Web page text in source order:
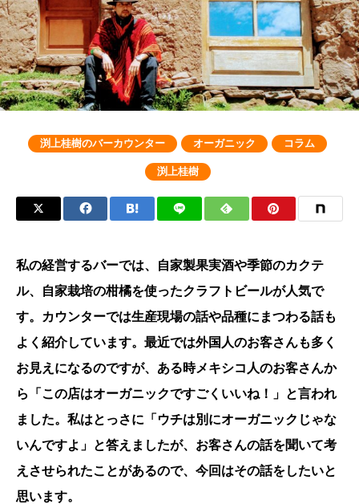
渕上桂樹のバーカウンター オーガニック コラム
渕上桂樹
私の経営するバーでは、自家製果実酒や季節のカクテ
ル、自家栽培の柑橘を使ったクラフトビールが人気で
す。カウンターでは生産現場の話や品種にまつわる話も
よく紹介しています。最近では外国人のお客さんも多く
お見えになるのですが、ある時メキシコ人のお客さんか
ら「この店はオーガニックですごくいいね！」と言われ
ました。私はとっさに「ウチは別にオーガニックじゃな
いんですよ」と答えましたが、お客さんの話を聞いて考
えさせられたことがあるので、今回はその話をしたいと
思います。